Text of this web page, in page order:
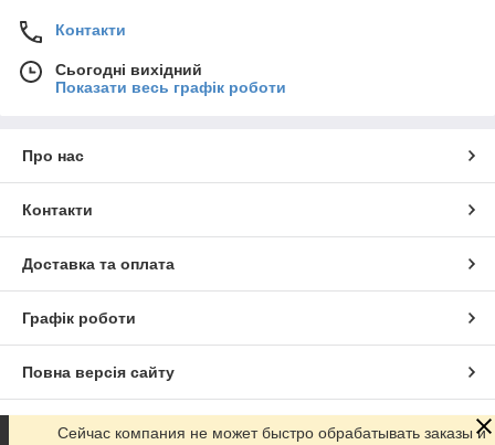
Контакти
Сьогодні вихідний
Показати весь графік роботи
Про нас
Контакти
Доставка та оплата
Графік роботи
Повна версія сайту
Сайт створено на маркетплейсі Prom.ua
Сейчас компания не может быстро обрабатывать заказы и